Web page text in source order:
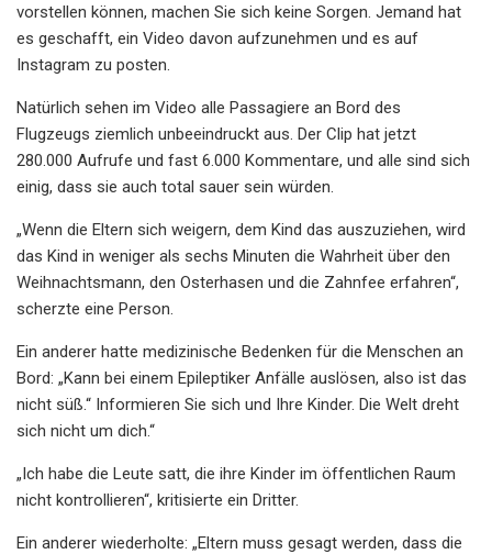
vorstellen können, machen Sie sich keine Sorgen. Jemand hat
es geschafft, ein Video davon aufzunehmen und es auf
Instagram zu posten.
Natürlich sehen im Video alle Passagiere an Bord des
Flugzeugs ziemlich unbeeindruckt aus. Der Clip hat jetzt
280.000 Aufrufe und fast 6.000 Kommentare, und alle sind sich
einig, dass sie auch total sauer sein würden.
„Wenn die Eltern sich weigern, dem Kind das auszuziehen, wird
das Kind in weniger als sechs Minuten die Wahrheit über den
Weihnachtsmann, den Osterhasen und die Zahnfee erfahren“,
scherzte eine Person.
Ein anderer hatte medizinische Bedenken für die Menschen an
Bord: „Kann bei einem Epileptiker Anfälle auslösen, also ist das
nicht süß.“ Informieren Sie sich und Ihre Kinder. Die Welt dreht
sich nicht um dich.“
„Ich habe die Leute satt, die ihre Kinder im öffentlichen Raum
nicht kontrollieren“, kritisierte ein Dritter.
Ein anderer wiederholte: „Eltern muss gesagt werden, dass die